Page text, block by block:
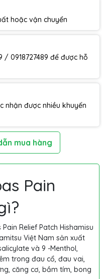
hoặc vận chuyển
/ 0918727489 để được hỗ
nhận được nhiều khuyến
mua hàng
Pain
Relief Patch Hishamisu
Việt Nam sản xuất
và 9 -Menthol,
trong đau cổ, đau vai,
căng cơ, bầm tím, bong